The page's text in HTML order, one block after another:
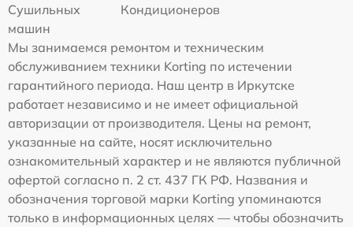
Сушильных
машин
Кондиционеров
Мы занимаемся ремонтом и техническим
обслуживанием техники Korting по истечении
гарантийного периода. Наш центр в Иркутске
работает независимо и не имеет официальной
авторизации от производителя. Цены на ремонт,
указанные на сайте, носят исключительно
ознакомительный характер и не являются публичной
офертой согласно п. 2 ст. 437 ГК РФ. Названия и
обозначения торговой марки Korting упоминаются
только в информационных целях — чтобы обозначить